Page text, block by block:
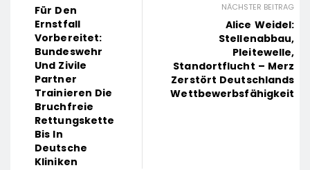
Für Den
Ernstfall
Vorbereitet:
Bundeswehr
Und Zivile
Partner
Trainieren Die
Bruchfreie
Rettungskette
Bis In
Deutsche
Kliniken
NÄCHSTER BEITRAG
Alice Weidel:
Stellenabbau,
Pleitewelle,
Standortflucht – Merz
Zerstört Deutschlands
Wettbewerbsfähigkeit